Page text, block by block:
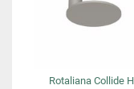
Rotaliana Collide